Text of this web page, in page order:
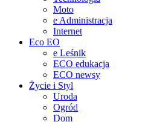
Moto
e Administracja
Internet
Eco EO
e Leśnik
ECO edukacja
ECO newsy
Życie i Styl
Uroda
Ogród
Dom